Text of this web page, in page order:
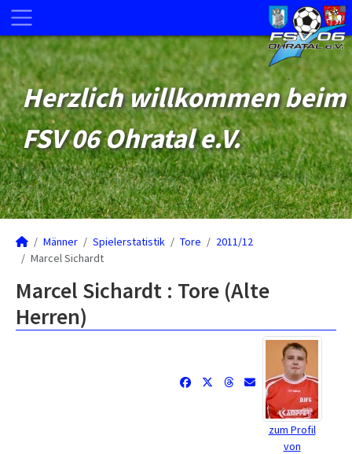
Herzlich willkommen beim
FSV 06 Ohratal e.V.
Männer Spielerstatistik Tore
2011/12
Marcel Sichardt
Marcel Sichardt : Tore (Alte
Herren)
zum Profil
von